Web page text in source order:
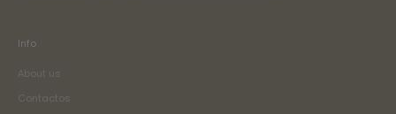
Info
About us
Contactos